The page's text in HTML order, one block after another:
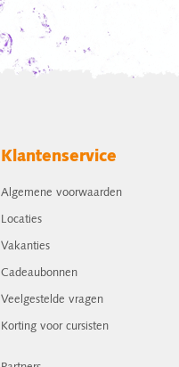
Klantenservice
Algemene voorwaarden
Locaties
Vakanties
Cadeaubonnen
Veelgestelde vragen
Korting voor cursisten